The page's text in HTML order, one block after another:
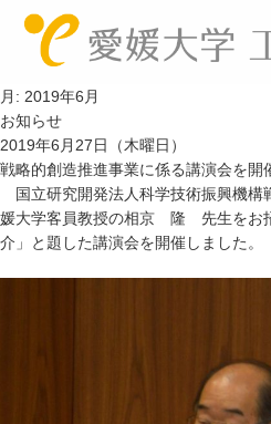
月: 2019年6月
お知らせ
2019年6月27日（木曜日）
戦略的創造推進事業に係る講演会を開
国立研究開発法人科学技術振興機構
媛大学客員教授の相京 隆 先生をお
介」と題した講演会を開催しました。